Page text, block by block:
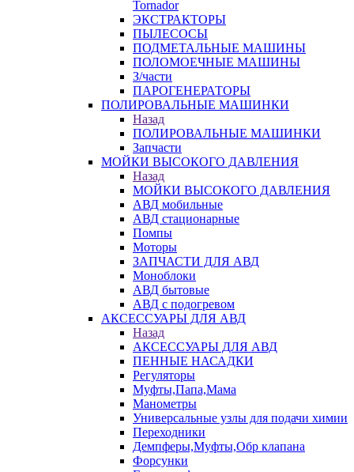
Tornador
ЭКСТРАКТОРЫ
ПЫЛЕСОСЫ
ПОДМЕТАЛЬНЫЕ МАШИНЫ
ПОЛОМОЕЧНЫЕ МАШИНЫ
З/части
ПАРОГЕНЕРАТОРЫ
ПОЛИРОВАЛЬНЫЕ МАШИНКИ
Назад
ПОЛИРОВАЛЬНЫЕ МАШИНКИ
Запчасти
МОЙКИ ВЫСОКОГО ДАВЛЕНИЯ
Назад
МОЙКИ ВЫСОКОГО ДАВЛЕНИЯ
АВД мобильные
АВД стационарные
Помпы
Моторы
ЗАПЧАСТИ ДЛЯ АВД
Моноблоки
АВД бытовые
АВД с подогревом
АКСЕССУАРЫ ДЛЯ АВД
Назад
АКСЕССУАРЫ ДЛЯ АВД
ПЕННЫЕ НАСАДКИ
Регуляторы
Муфты,Папа,Мама
Манометры
Универсальные узлы для подачи химии
Переходники
Демпферы,Муфты,Обр клапана
Форсунки